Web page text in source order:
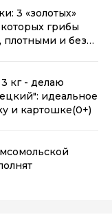
3 «золотых»
грибы
плотными и без
кг - делаю
идеальное
и картошке(0+)